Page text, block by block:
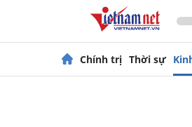
Chính trị Thời sự